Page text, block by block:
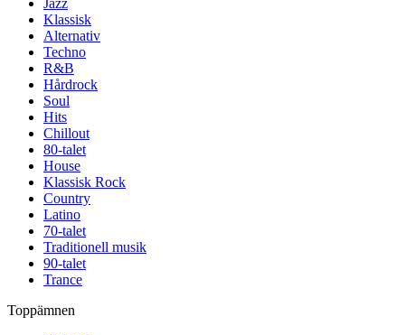
Jazz
Klassisk
Alternativ
Techno
R&B
Hårdrock
Soul
Hits
Chillout
80-talet
House
Klassisk Rock
Country
Latino
70-talet
Traditionell musik
90-talet
Trance
Toppämnen